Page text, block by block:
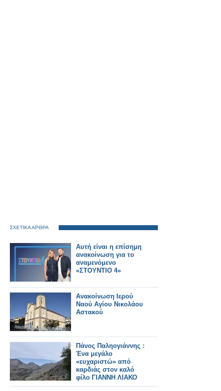
ΣΧΕΤΙΚΑ ΑΡΘΡΑ
Αυτή είναι η επίσημη
ανακοίνωση για το
αναμενόμενο
«ΣΤΟΥΝΤΙΟ 4»
Ανακοίνωση Ιερού
Ναού Αγίου Νικολάου
Αστακού
Πάνος Παληογιάννης :
Ένα μεγάλο
«ευχαριστώ» από
καρδιάς στον καλό
φίλο ΓΙΑΝΝΗ ΛΙΑΚΟ